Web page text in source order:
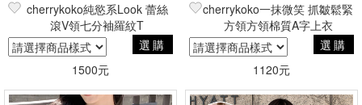
cherrykoko純慾系Look 蕾絲
滾V領七分袖羅紋T
選購
1500元
cherrykoko一抹微笑 抓皺鬆緊
方領方領棉質A字上衣
選購
1120元